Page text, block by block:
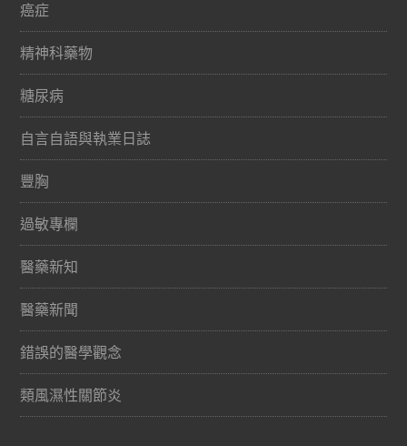
癌症
精神科藥物
糖尿病
自言自語與執業日誌
豐胸
過敏專欄
醫藥新知
醫藥新聞
錯誤的醫學觀念
類風濕性關節炎